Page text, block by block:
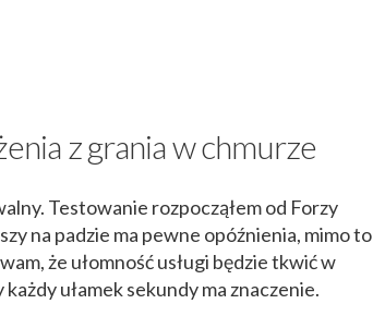
z grania w chmurze
Testowanie rozpocząłem od Forzy
na padzie ma pewne opóźnienia, mimo to
że ułomność usługi będzie tkwić w
ułamek sekundy ma znaczenie.